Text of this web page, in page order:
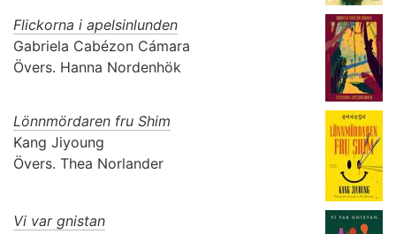
Flickorna i apelsinlunden
Gabriela Cabézon Cámara
Övers. Hanna Nordenhök
Lönnmördaren fru Shim
Kang Jiyoung
Övers. Thea Norlander
Vi var gnistan